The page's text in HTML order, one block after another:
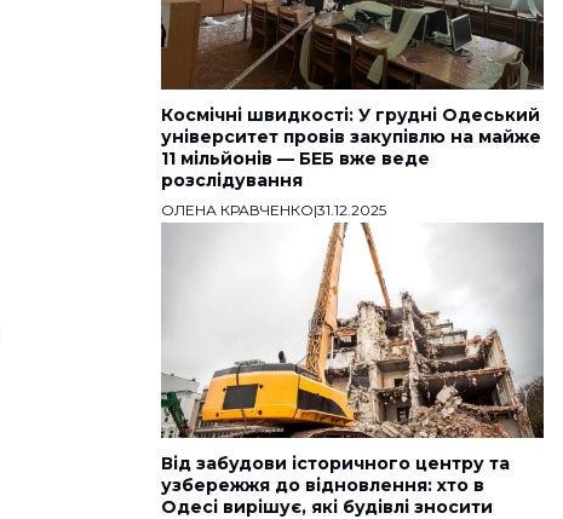
Космічні швидкості: У грудні Одеський
університет провів закупівлю на майже
11 мільйонів — БЕБ вже веде
розслідування
ОЛЕНА КРАВЧЕНКО|31.12.2025
Від забудови історичного центру та
узбережжя до відновлення: хто в
Одесі вирішує, які будівлі зносити